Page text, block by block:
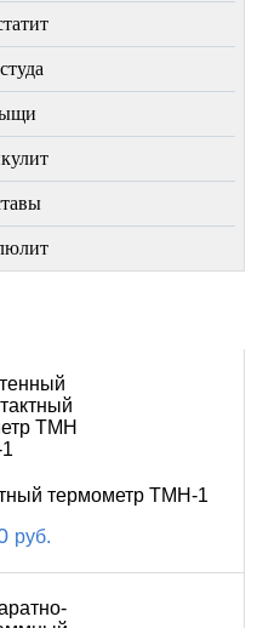
термометр ТМН-1
руб.